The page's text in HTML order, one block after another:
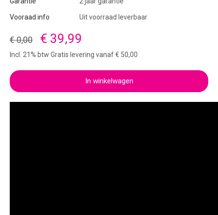
Vooraad info Uit voorraad leverbaar
€ 0,00 € 39,99
Incl. 21% btw Gratis levering vanaf € 50,00
In winkelwagen